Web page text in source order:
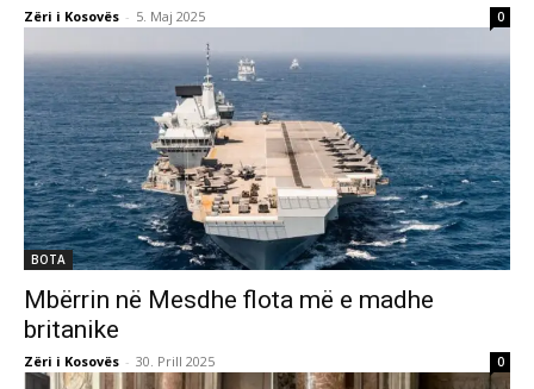
Zëri i Kosovës - 5. Maj 2025 0
BOTA
Mbërrin në Mesdhe flota më e madhe
britanike
Zëri i Kosovës - 30. Prill 2025 0